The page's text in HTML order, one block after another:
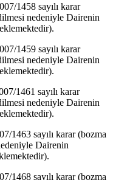
1458 sayılı karar
nedeniyle Dairenin
1459 sayılı karar
nedeniyle Dairenin
1461 sayılı karar
nedeniyle Dairenin
1463 sayılı karar (bozma
Dairenin
1468 sayılı karar (bozma